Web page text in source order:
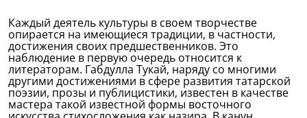
Каждый деятель культуры в своем творчестве
опирается на имеющиеся традиции, в частности,
достижения своих предшественников. Это
наблюдение в первую очередь относится к
литераторам. Габдулла Тукай, наряду со многими
другими достижениями в сфере развития татарской
поэзии, прозы и публицистики, известен в качестве
мастера такой известной формы восточного